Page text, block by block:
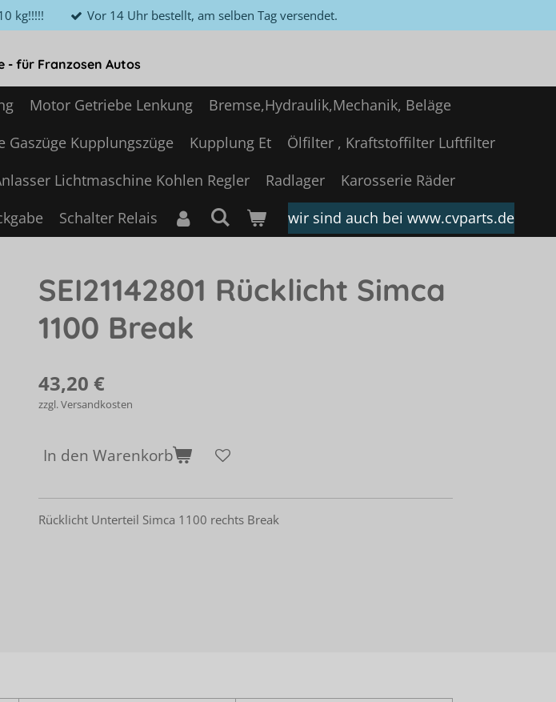
kg!!!!! Vor 14 Uhr bestellt, am selben Tag versendet.
- für Franzosen Autos
Motor Getriebe Lenkung
Bremse,Hydraulik,Mechanik, Beläge
Gaszüge Kupplungszüge Kupplung Et
Ölfilter , Kraftstoffilter Luftfilter
Lichtmaschine Kohlen Regler Radlager
Karosserie Räder
Schalter Relais wir sind auch bei www.cvparts.de
SEI21142801 Rücklicht Simca
1100 Break
43,20 €
zzgl. Versandkosten
In den Warenkorb
Rücklicht Unterteil Simca 1100 rechts Break